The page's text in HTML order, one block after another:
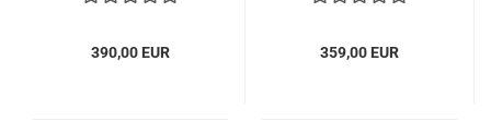
390,00 EUR 359,00 EUR